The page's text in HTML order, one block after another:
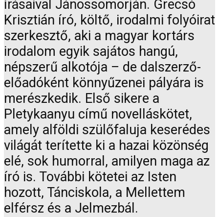
írásaival Jánossomorján. Grecsó
Krisztián író, költő, irodalmi folyóirat
szerkesztő, aki a magyar kortárs
irodalom egyik sajátos hangú,
népszerű alkotója – de dalszerző-
előadóként könnyűzenei pályára is
merészkedik. Első sikere a
Pletykaanyu című novelláskötet,
amely alföldi szülőfaluja keserédes
világát terítette ki a hazai közönség
elé, sok humorral, amilyen maga az
író is. További kötetei az Isten
hozott, Tánciskola, a Mellettem
elférsz és a Jelmezbál.